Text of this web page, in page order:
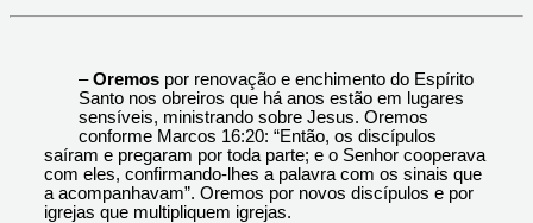
–Oremos por renovação e enchimento do Espírito
Santo nos obreiros que há anos estão em lugares
sensíveis, ministrando sobre Jesus. Oremos
conforme Marcos 16:20: “Então, os discípulos
saíram e pregaram por toda parte; e o Senhor cooperava
com eles, confirmando-lhes a palavra com os sinais que
a acompanhavam”. Oremos por novos discípulos e por
igrejas que multipliquem igrejas.